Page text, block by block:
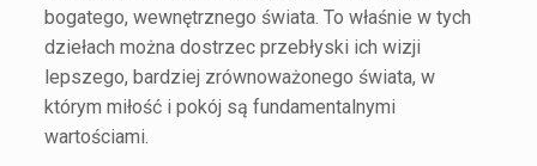
bogatego, wewnętrznego świata. To właśnie w tych
dziełach można dostrzec przebłyski ich wizji
lepszego, bardziej zrównoważonego świata, w
którym miłość i pokój są fundamentalnymi
wartościami.